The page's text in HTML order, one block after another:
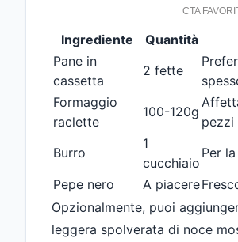
Ingrediente Quantità
Pane in
cassetta
2 fette
Formaggio
raclette
100-120g
pezzi
Burro
1
cucchiaio
Per
Pepe nero
A piacere
Opzionalmente, puoi
leggera spolverata di noce